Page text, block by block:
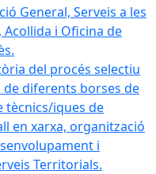
General, Serveis a les
i Oficina de
del procés selectiu
diferents borses de
tècnics/iques de
en xarxa, organització
i
Territorials.